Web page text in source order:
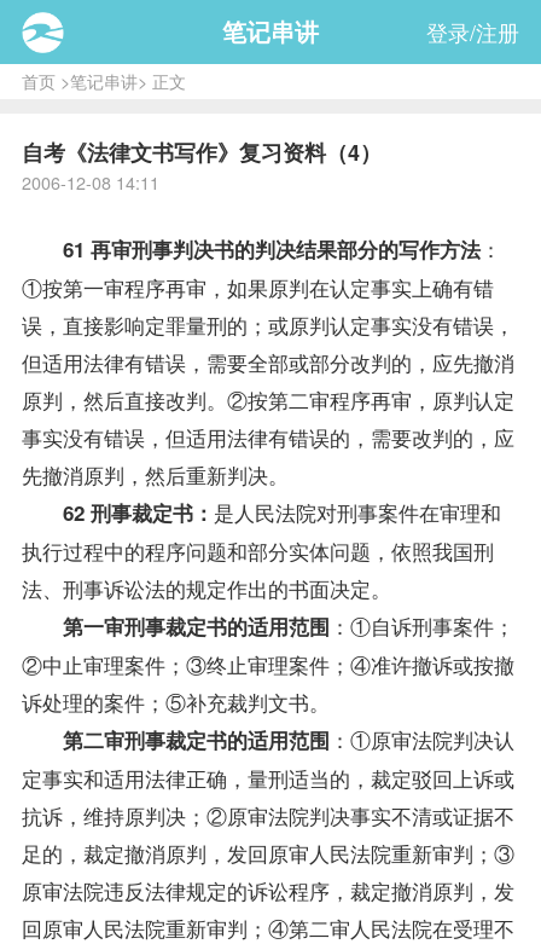
笔记串讲 登录/注册
首页>笔记串讲> 正文
自考《法律文书写作》复习资料（4）
2006-12-08 14:11
61 再审刑事判决书的判决结果部分的写作方法：
①按第一审程序再审，如果原判在认定事实上确有错
误，直接影响定罪量刑的；或原判认定事实没有错误，
但适用法律有错误，需要全部或部分改判的，应先撤消
原判，然后直接改判。②按第二审程序再审，原判认定
事实没有错误，但适用法律有错误的，需要改判的，应
先撤消原判，然后重新判决。
62 刑事裁定书： 是人民法院对刑事案件在审理和
执行过程中的程序问题和部分实体问题，依照我国刑
法、刑事诉讼法的规定作出的书面决定。
第一审刑事裁定书的适用范围 ：①自诉刑事案件；
②中止审理案件；③终止审理案件；④准许撤诉或按撤
诉处理的案件；⑤补充裁判文书。
第二审刑事裁定书的适用范围 ：①原审法院判决认
定事实和适用法律正确，量刑适当的，裁定驳回上诉或
抗诉，维持原判决；②原审法院判决事实不清或证据不
足的，裁定撤消原判，发回原审人民法院重新审判；③
原审法院违反法律规定的诉讼程序，裁定撤消原判，发
回原审人民法院重新审判；④第二审人民法院在受理不